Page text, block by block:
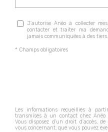
J'autorise Anéo à collecter
contacter et traiter ma
jamais communiquées à des tiers.
* Champs obligatoires
Les informations recueillies à
transmises à un contact chez Anéo
Vous disposez d'un droit d'accès,
vous concernant, que vous pouvez